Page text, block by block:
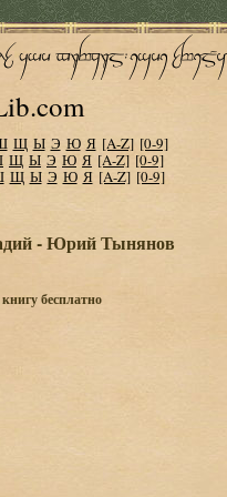
Щ Ы Э Ю Я [A-Z] [0-9]
Щ Ы Э Ю Я [A-Z] [0-9]
Щ Ы Э Ю Я [A-Z] [0-9]
- Юрий Тынянов
бесплатно